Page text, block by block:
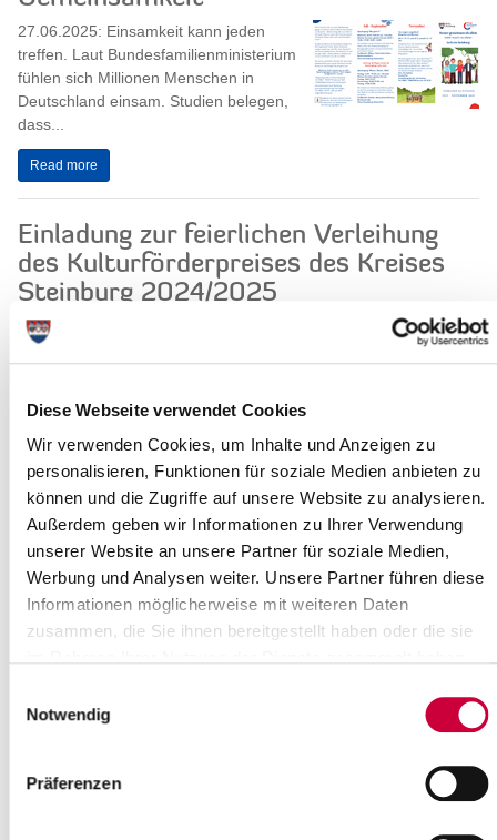
Diese Webseite verwendet Cookies
Wir verwenden Cookies, um Inhalte und Anzeigen zu
personalisieren, Funktionen für soziale Medien anbieten zu
können und die Zugriffe auf unsere Website zu analysieren.
Außerdem geben wir Informationen zu Ihrer Verwendung
unserer Website an unsere Partner für soziale Medien,
Werbung und Analysen weiter. Unsere Partner führen diese
Informationen möglicherweise mit weiteren Daten
zusammen, die Sie ihnen bereitgestellt haben oder die sie
Notwendig
Präferenzen
27.06.2025: Einsamkeit kann jeden
treffen. Laut Bundesfamilienministerium
fühlen sich Millionen Menschen in
Deutschland einsam. Studien belegen,
dass...
Read more
Einladung zur feierlichen Verleihung
des Kulturförderpreises des Kreises
Steinburg 2024/2025
27.06.2025: Der Kreis Steinburg lädt
herzlich zur feierlichen Verleihung des
Read more
Sonderausstellung im Kreismuseum
Prinzeßhof: Gisela Bührmann -
Lebenswerk 1925-2011
26.06.2025: Sonderausstellung im
Kreismuseum Prinzeßhof
vom 29. Juni
Hamburger Künstlerin...